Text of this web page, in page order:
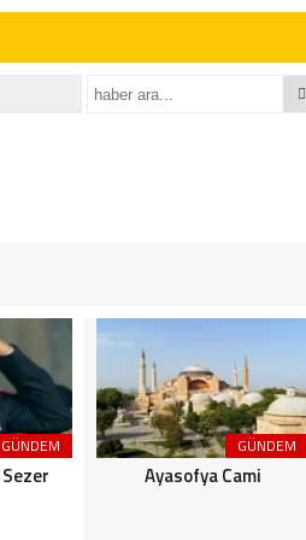
GÜNDEM GÜNDEM
Ayasofya Cami